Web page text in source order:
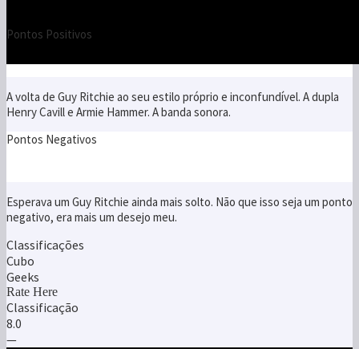
Pontos Positivos
A volta de Guy Ritchie ao seu estilo próprio e inconfundível. A dupla
Henry Cavill e Armie Hammer. A banda sonora.
Pontos Negativos
Esperava um Guy Ritchie ainda mais solto. Não que isso seja um ponto
negativo, era mais um desejo meu.
Classificações
Cubo
Geeks
Rate Here
Classificação
8.0
—